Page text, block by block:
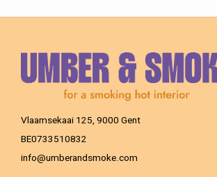
Vlaamsekaai 125, 9000 Gent
BE0733510832
info@umberandsmoke.com